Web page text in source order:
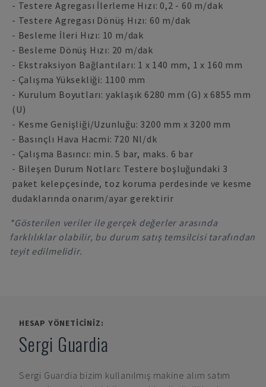
- Testere Agregası İlerleme Hızı: 0,2 - 60 m/dak
- Testere Agregası Dönüş Hızı: 60 m/dak
- Besleme İleri Hızı: 10 m/dak
- Besleme Dönüş Hızı: 20 m/dak
- Ekstraksiyon Bağlantıları: 1 x 140 mm, 1 x 160 mm
- Çalışma Yüksekliği: 1100 mm
- Kurulum Boyutları: yaklaşık 6280 mm (G) x 6855 mm
(U)
- Kesme Genişliği/Uzunluğu: 3200 mm x 3200 mm
- Basınçlı Hava Hacmi: 720 Nl/dk
- Çalışma Basıncı: min. 5 bar, maks. 6 bar
- Bileşen Durum Notları: Testere boşluğundaki 3
paket kelepçesinde, toz koruma perdesinde ve kesme
dudaklarında onarım/ayar gerektirir
*Gösterilen veriler ile gerçek değerler arasında
farklılıklar olabilir, bu durum satış temsilcisi tarafından
teyit edilmelidir.
HESAP YÖNETICINIZ:
Sergi Guardia
Sergi Guardia bizim kullanılmış makine alım satım